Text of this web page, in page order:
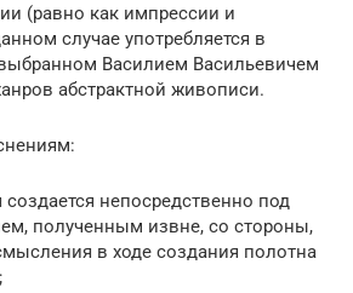
(равно как импрессии и
случае употребляется в
Василием Васильевичем
абстрактной живописи.
непосредственно под
полученным извне, со стороны,
в ходе создания полотна